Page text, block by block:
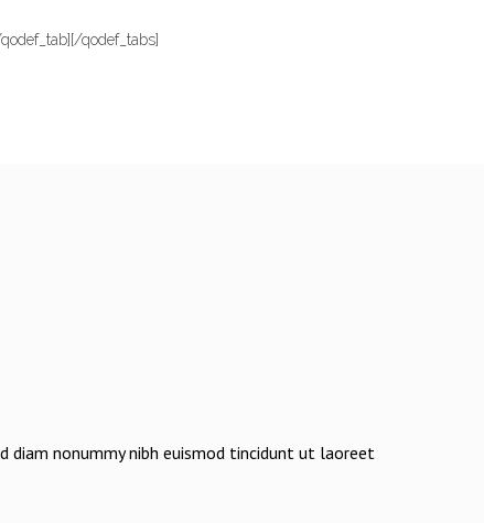
qodef_tabs]
diam nonummy nibh euismod tincidunt ut laoreet